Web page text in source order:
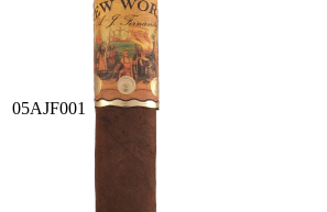
05AJF001